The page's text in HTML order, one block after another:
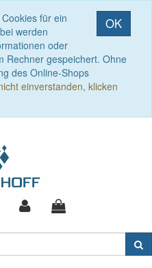
OK
für ein
werden
oder
Rechner gespeichert. Ohne
des Online-Shops
einverstanden, klicken